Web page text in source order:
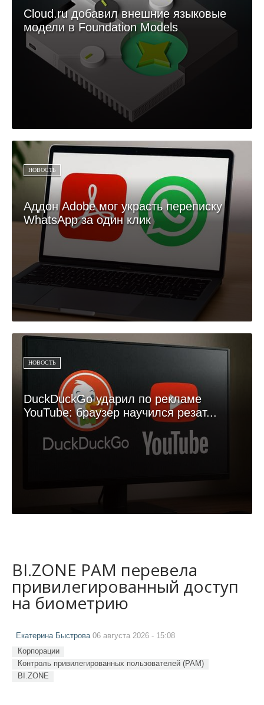
Cloud.ru добавил внешние языковые
модели в Foundation Models
НОВОСТЬ
Аддон Adobe мог украсть переписку
WhatsApp за один клик
НОВОСТЬ
DuckDuckGo ударил по рекламе
YouTube: браузер научился резат...
BI.ZONE PAM перевела
привилегированный доступ
на биометрию
Екатерина Быстрова06 августа 2026 - 15:08
Корпорации
Контроль привилегированных пользователей (PAM)
BI.ZONE